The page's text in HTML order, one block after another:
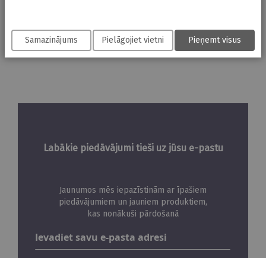
Atsauksmes
Labākie piedāvājumi tieši uz jūsu e-pastu
Jaunumos mēs iepazīstinām ar īpašiem
piedāvājumiem un jauniem produktiem,
kas nonākuši pārdošanā
jaunumus
Samazinājums Pielāgojiet vietni Pieņemt visus